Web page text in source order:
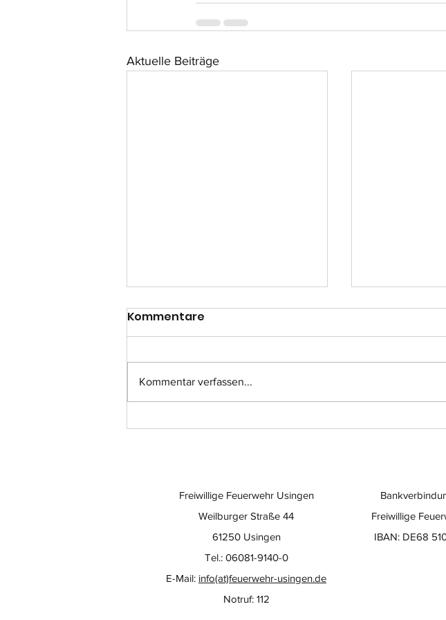
Aktuelle Beiträge
Einsatzübung im
Eine
Kommentare
Kommentar verfassen...
Freiwillige
IBAN: DE68
Freiwillige Feuerwehr Usingen
Weilburger Straße 44
61250 Usingen
Tel.: 06081-9140-0
E-Mail: info(at)feuerwehr-usingen.de
Notruf: 112